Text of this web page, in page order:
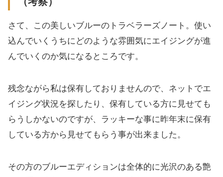
さて、この美しいブルーのトラベラーズノート。使い
込んでいくうちにどのような雰囲気にエイジングが進
んでいくのか気になるところです。
残念ながら私は保有しておりませんので、ネットでエ
イジング状況を探したり、保有している方に見せても
らうしかないのですが、ラッキーな事に昨年末に保有
している方から見せてもらう事が出来ました。
その方のブルーエディションは全体的に光沢のある艶